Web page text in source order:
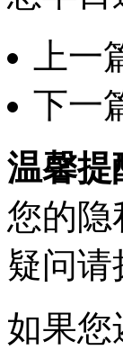
上一
下一
温馨提
您的隐
疑问请
如果